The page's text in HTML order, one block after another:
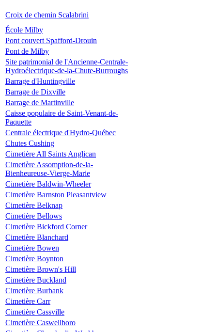
Croix de chemin Scalabrini
École Milby
Pont couvert Spafford-Drouin
Pont de Milby
Site patrimonial de l'Ancienne-Centrale-
Hydroélectrique-de-la-Chute-Burroughs
Barrage d'Huntingville
Barrage de Dixville
Barrage de Martinville
Caisse populaire de Saint-Venant-de-
Paquette
Centrale électrique d'Hydro-Québec
Chutes Cushing
Cimetière All Saints Anglican
Cimetière Assomption-de-la-
Bienheureuse-Vierge-Marie
Cimetière Baldwin-Wheeler
Cimetière Barnston Pleasantview
Cimetière Belknap
Cimetière Bellows
Cimetière Bickford Corner
Cimetière Blanchard
Cimetière Bowen
Cimetière Boynton
Cimetière Brown's Hill
Cimetière Buckland
Cimetière Burbank
Cimetière Carr
Cimetière Cassville
Cimetière Caswellboro